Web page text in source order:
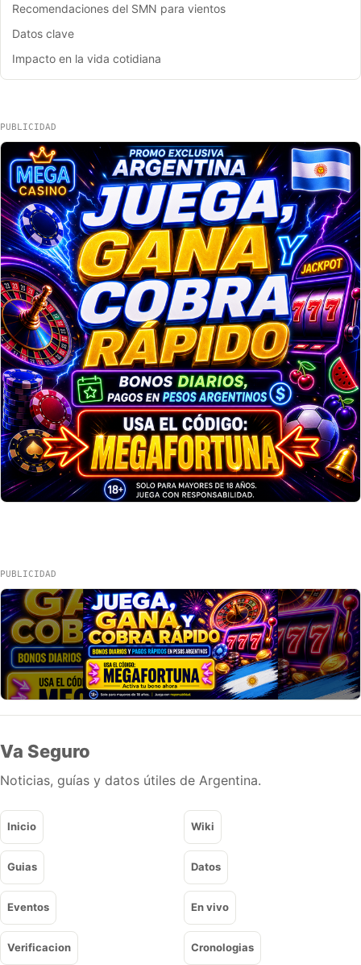
Recomendaciones del SMN para vientos
Datos clave
Impacto en la vida cotidiana
PUBLICIDAD
PUBLICIDAD
Va Seguro
Noticias, guías y datos útiles de Argentina.
Inicio Wiki
Guias Datos
Eventos En vivo
Verificacion Cronologias